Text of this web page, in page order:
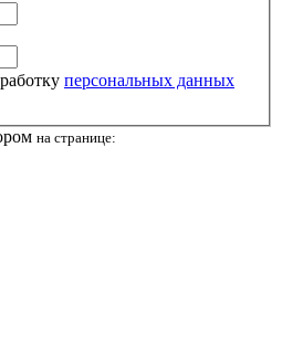
персональных данных
на странице: